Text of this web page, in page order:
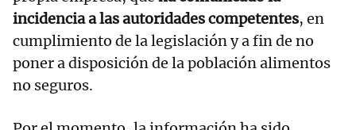
incidencia a las autoridades competentes, en
cumplimiento de la legislación y a fin de no
poner a disposición de la población alimentos
no seguros.